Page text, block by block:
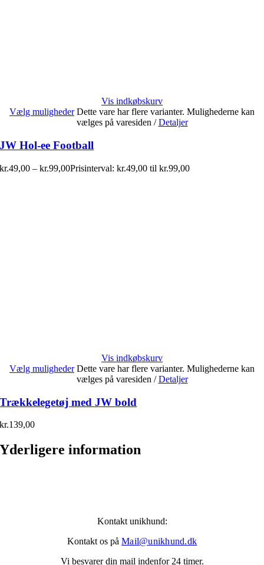
Vis indkøbskurv
Vælg muligheder Dette vare har flere varianter. Mulighederne kan
vælges på varesiden / Detaljer
JW Hol-ee Football
kr.49,00 – kr.99,00Prisinterval: kr.49,00 til kr.99,00
Vis indkøbskurv
Vælg muligheder Dette vare har flere varianter. Mulighederne kan
vælges på varesiden / Detaljer
Trækkelegetøj med JW bold
kr.139,00
Yderligere information
Kontakt unikhund:
Kontakt os på Mail@unikhund.dk
Vi besvarer din mail indenfor 24 timer.